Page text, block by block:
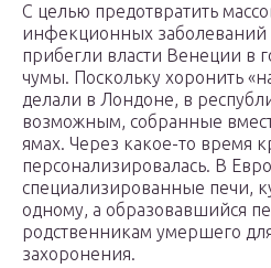
С целью предотвратить
инфекционных
прибегли власти Венеции в
чумы. Поскольку хоронить
делали в Лондоне, в
возможным, собранные
ямах. Через какое-то время
персонализировалась. В
специализированные печи,
одному, а образовавшийся
родственникам умершего
захоронения.